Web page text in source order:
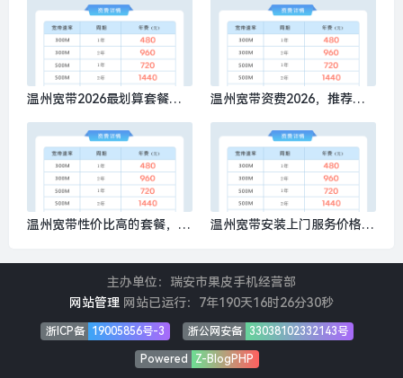
年480元
年480元
温州宽带2026最划算套餐多
年480元
温州宽带资费2026，推荐办
温州宽带性价比高的套餐，推
温州宽带安装上门服务价格，
元
主办单位：瑞安市果皮手机经营部
网站管理网站已运行： 7年190天16时26分31秒
浙ICP备 19005856号-3 浙公网安备 33038102332143号
Powered Z-BlogPHP